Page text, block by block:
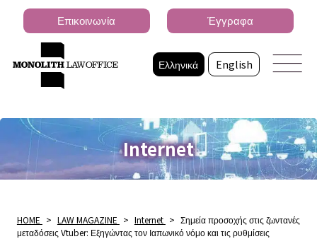
Ελληνικά English
Επικοινωνία Έγγραφα
Internet
HOME > LAW MAGAZINE > Internet > Σημεία προσοχής στις ζωντανές
μεταδόσεις Vtuber: Εξηγώντας τον Ιαπωνικό νόμο και τις ρυθμίσεις